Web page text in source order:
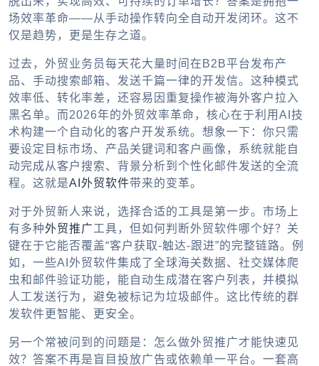
场效率革命——从手动操作转向全自动开发闭环。这不
仅是趋势，更是生存之道。
过去，外贸业务员每天花大量时间在B2B平台发布产
品、手动搜索邮箱、发送千篇一律的开发信。这种模式
效率低、转化率差，还容易因重复操作被海外客户拉入
黑名单。而2026年的外贸效率革命，核心在于利用AI技
术构建一个自动化的客户开发系统。想象一下：你只需
要设定目标市场、产品关键词和客户画像，系统就能自
动完成从客户搜索、背景分析到个性化邮件发送的全流
程。这就是AI外贸软件带来的变革。
对于外贸新人来说，选择合适的工具是第一步。市场上
有多种外贸推广工具，但如何判断外贸软件哪个好？关
键在于它能否覆盖“客户获取-触达-跟进”的完整链路。例
如，一些AI外贸软件集成了全球海关数据、社交媒体爬
虫和邮件验证功能，能自动生成潜在客户列表，并模拟
人工发送行为，避免被标记为垃圾邮件。这比传统的群
发软件更智能、更安全。
另一个常被问到的问题是：怎么做外贸推广才能快速见
效？答案不再是盲目投放广告或依赖单一平台。一套高